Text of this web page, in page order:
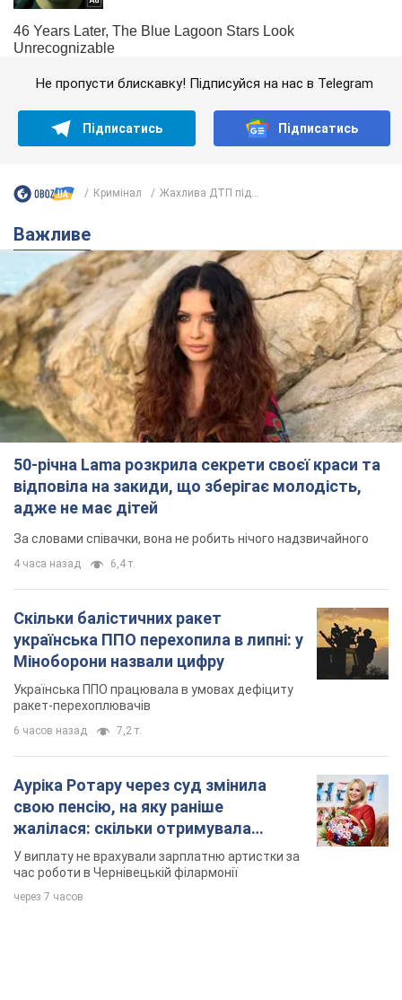
Не пропусти блискавку! Підписуйся на нас в Telegram
Підписатись Підписатись
Кримінал Жахлива ДТП під...
Важливе
50-річна Lama розкрила секрети своєї краси та
відповіла на закиди, що зберігає молодість,
адже не має дітей
За словами співачки, вона не робить нічого надзвичайного
4 часа назад 6,4 т.
Скільки балістичних ракет
українська ППО перехопила в липні: у
Міноборони назвали цифру
Українська ППО працювала в умовах дефіциту
ракет-перехоплювачів
6 часов назад 7,2 т.
Ауріка Ротару через суд змінила
свою пенсію, на яку раніше
жалілася: скільки отримувала
співачка
У виплату не врахували зарплатню артистки за
час роботи в Чернівецькій філармонії
через 7 часов